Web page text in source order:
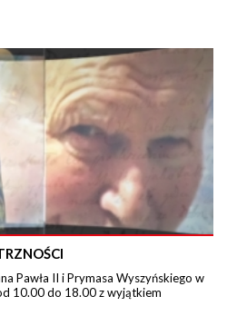
Pawła II i Prymasa Wyszyńskiego w
10.00 do 18.00 z wyjątkiem